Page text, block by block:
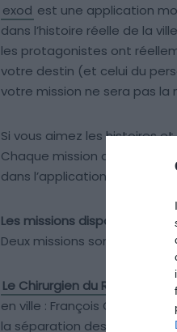
exod est une application
dans l’histoire réelle de la
les protagonistes ont
votre destin (et celui du
votre mission ne sera pas
Si vous aimez les histoires
Chaque mission dure entre
dans l’application.
Les missions disponibles à
Deux missions sont
Le Chirurgien du Roi
se
en ville : François Gigot de
la séparation des